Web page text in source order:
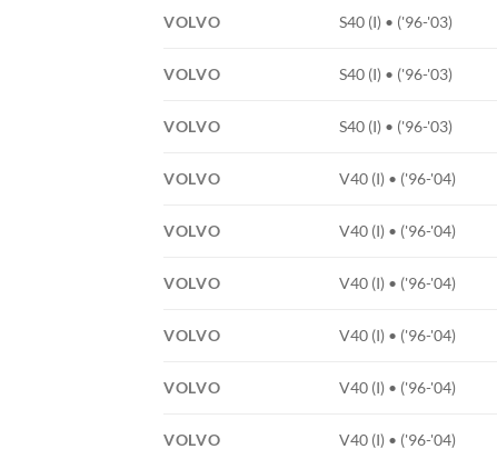
VOLVO S40 (I) • ('96-'03)
VOLVO S40 (I) • ('96-'03)
VOLVO S40 (I) • ('96-'03)
VOLVO V40 (I) • ('96-'04)
VOLVO V40 (I) • ('96-'04)
VOLVO V40 (I) • ('96-'04)
VOLVO V40 (I) • ('96-'04)
VOLVO V40 (I) • ('96-'04)
VOLVO V40 (I) • ('96-'04)